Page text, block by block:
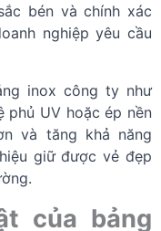
bén và chính xác
nghiệp yêu cầu
inox công ty như
phủ UV hoặc ép nền
và tăng khả năng
giữ được vẻ đẹp
của bảng